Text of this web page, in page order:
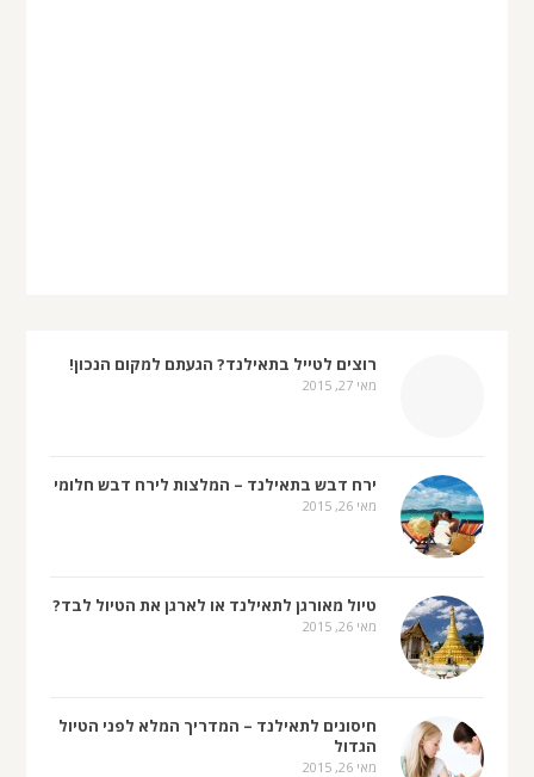
רוצים לטייל בתאילנד? הגעתם למקום הנכון!
מאי 27, 2015
ירח דבש בתאילנד – המלצות לירח דבש חלומי
מאי 26, 2015
טיול מאורגן לתאילנד או לארגן את הטיול לבד?
מאי 26, 2015
חיסונים לתאילנד – המדריך המלא לפני הטיול
הגדול
מאי 26, 2015